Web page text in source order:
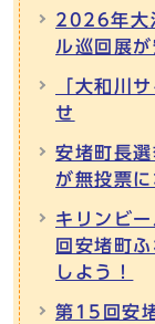
2026年大
ル巡回展
「大和川
せ
安堵町長
が無投票
キリンビ
回安堵町
しよう！
第15回安